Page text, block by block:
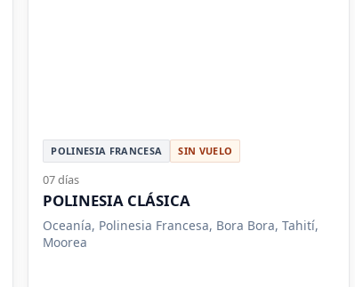
POLINESIA FRANCESA SIN VUELO
07 días
POLINESIA CLÁSICA
Oceanía, Polinesia Francesa, Bora Bora, Tahití,
Moorea